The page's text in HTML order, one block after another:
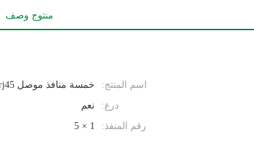
منتوج وصف
اسم المنتج:
خمسة منافذ موصل rj45
درع:
نعم
رقم المنفذ:
1 × 5